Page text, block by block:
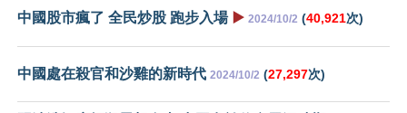
中國股市瘋了 全民炒股 跑步入場 ▶️ 2024/10/2 (40,921次)
中國處在殺官和沙雞的新時代 2024/10/2 (27,297次)